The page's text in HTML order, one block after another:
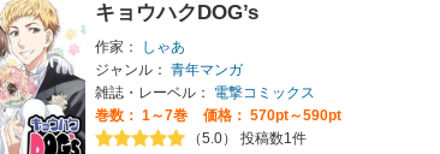
キョウハクDOG’s
作家：
しゃあ
ジャンル： 青年マンガ
雑誌・レーベル：
電撃コミックス
巻数： 1～7巻
価格： 570pt～590pt
（5.0） 投稿数1件